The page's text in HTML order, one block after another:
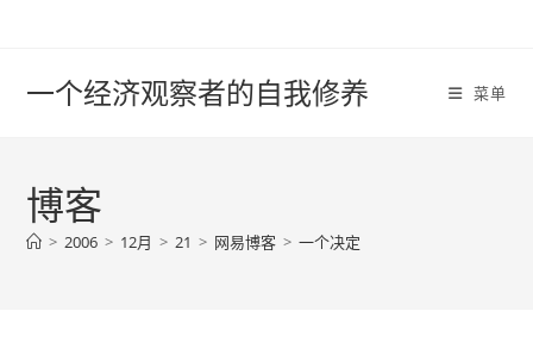
一个经济观察者的自我修养 菜单
博客
> 2006 > 12月 > 21 > 网易博客 > 一个决定